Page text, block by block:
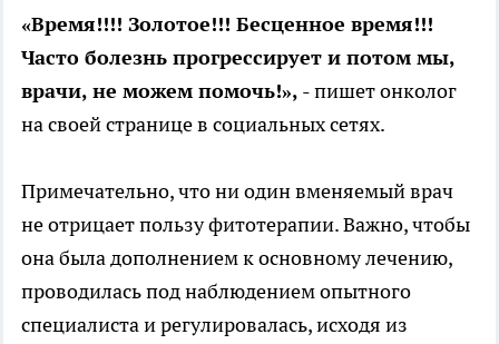
«Время!!!! Золотое!!! Бесценное время!!!
Часто болезнь прогрессирует и потом мы,
врачи, не можем помочь!», - пишет онколог
на своей странице в социальных сетях.
Примечательно, что ни один вменяемый врач
не отрицает пользу фитотерапии. Важно, чтобы
она была дополнением к основному лечению,
проводилась под наблюдением опытного
специалиста и регулировалась, исходя из